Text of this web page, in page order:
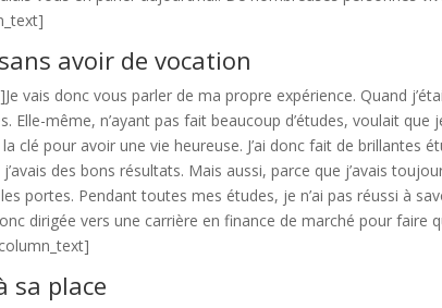
avoir de vocation
Je vais donc vous parler de ma propre expérience. Quand
Elle-même, n’ayant pas fait beaucoup d’études, voulait que
clé pour avoir une vie heureuse. J’ai donc fait de brillantes
des bons résultats. Mais aussi, parce que j’avais
portes. Pendant toutes mes études, je n’ai pas réussi à
dirigée vers une carrière en finance de marché pour faire
sa place